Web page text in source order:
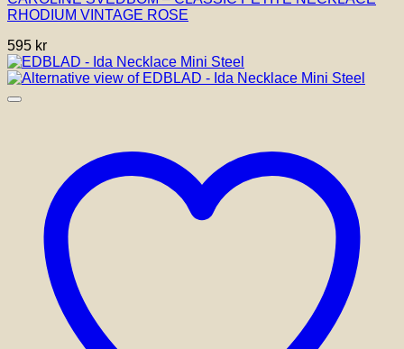
RHODIUM VINTAGE ROSE
595 kr